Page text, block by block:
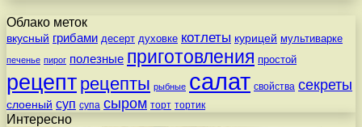
Облако меток
вкусный грибами десерт духовке котлеты курицей мультиварке
печенье пирог полезные приготовления простой
рецепт рецепты рыбные салат свойства секреты
слоеный суп супа сыром торт тортик
Интересно